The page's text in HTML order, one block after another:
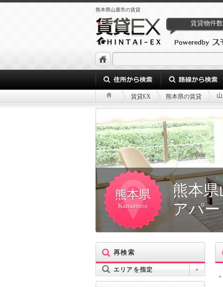
熊本県山鹿市の賃貸
賃貸物件数
賃貸EX 熊本県の賃貸
熊本県
Kumamoto
熊本
アパ
再検索
エリアを指定